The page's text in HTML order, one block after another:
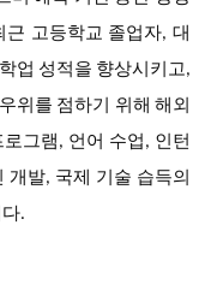
근 고등학교 졸업자, 대
업 성적을 향상시키고,
위를 점하기 위해 해외
그램, 언어 수업, 인턴
발, 국제 기술 습득의
.